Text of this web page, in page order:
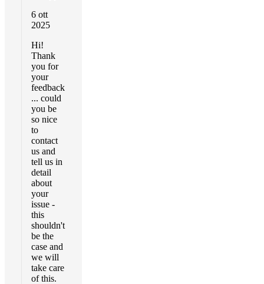
6 ott
2025
Hi!
Thank
you for
your
feedback
... could
you be
so nice
to
contact
us and
tell us in
detail
about
your
issue -
this
shouldn't
be the
case and
we will
take care
of this.